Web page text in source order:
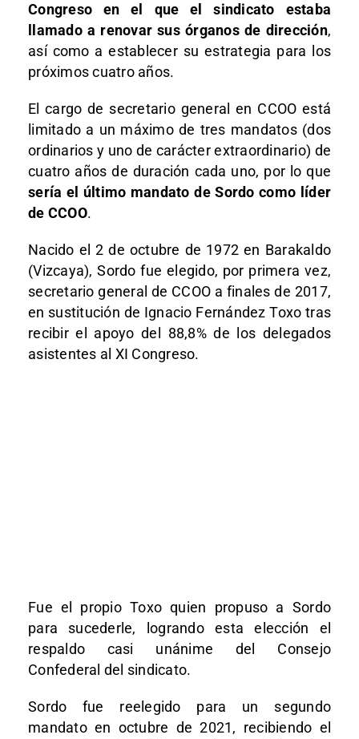
Congreso en el que el sindicato estaba
llamado a renovar sus órganos de dirección,
así como a establecer su estrategia para los
próximos cuatro años.
El cargo de secretario general en CCOO está
limitado a un máximo de tres mandatos (dos
ordinarios y uno de carácter extraordinario) de
cuatro años de duración cada uno, por lo que
sería el último mandato de Sordo como líder
de CCOO.
Nacido el 2 de octubre de 1972 en Barakaldo
(Vizcaya), Sordo fue elegido, por primera vez,
secretario general de CCOO a finales de 2017,
en sustitución de Ignacio Fernández Toxo tras
recibir el apoyo del 88,8% de los delegados
asistentes al XI Congreso.
Fue el propio Toxo quien propuso a Sordo
para sucederle, logrando esta elección el
respaldo casi unánime del Consejo
Confederal del sindicato.
Sordo fue reelegido para un segundo
mandato en octubre de 2021, recibiendo el